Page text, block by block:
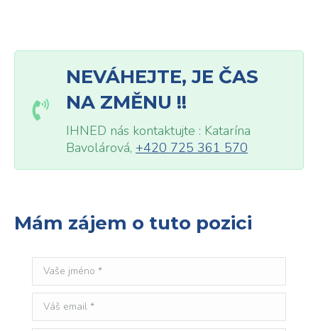
NEVÁHEJTE, JE ČAS
NA ZMĚNU !!
IHNED nás kontaktujte : Katarína
Bavolárová, +420 725 361 570
Mám zájem o tuto pozici